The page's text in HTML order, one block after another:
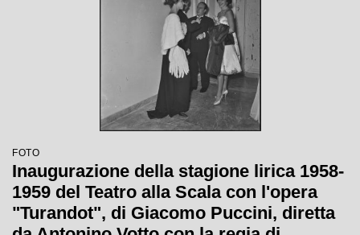
FOTO
Inaugurazione della stagione lirica 1958-
1959 del Teatro alla Scala con l'opera
"Turandot", di Giacomo Puccini, diretta